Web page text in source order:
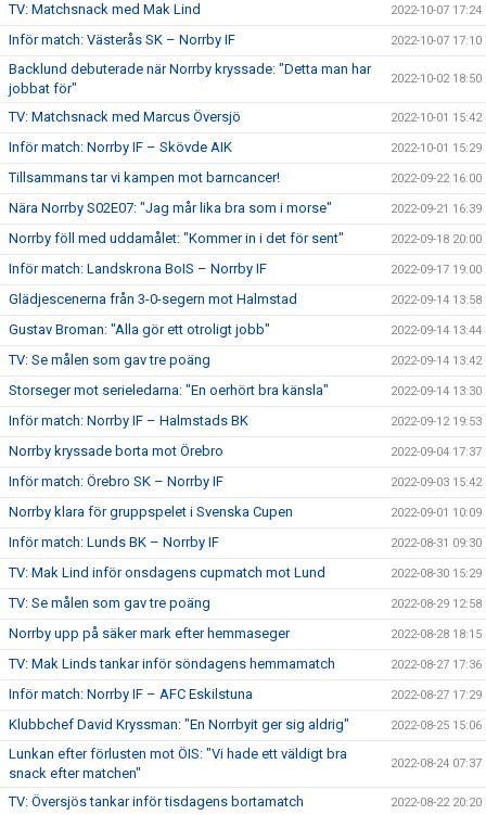
TV: Matchsnack med Mak Lind 2022-10-07 17:24
Inför match: Västerås SK – Norrby IF 2022-10-07 17:10
Backlund debuterade när Norrby kryssade: "Detta man har
jobbat för"
2022-10-02 18:50
TV: Matchsnack med Marcus Översjö 2022-10-01 15:42
Inför match: Norrby IF – Skövde AIK 2022-10-01 15:29
Tillsammans tar vi kampen mot barncancer! 2022-09-22 16:00
Nära Norrby S02E07: "Jag mår lika bra som i morse" 2022-09-21 16:39
Norrby föll med uddamålet: "Kommer in i det för sent" 2022-09-18 20:00
Inför match: Landskrona BoIS – Norrby IF 2022-09-17 19:00
Glädjescenerna från 3-0-segern mot Halmstad 2022-09-14 13:58
Gustav Broman: "Alla gör ett otroligt jobb" 2022-09-14 13:44
TV: Se målen som gav tre poäng 2022-09-14 13:42
Storseger mot serieledarna: "En oerhört bra känsla" 2022-09-14 13:30
Inför match: Norrby IF – Halmstads BK 2022-09-12 19:53
Norrby kryssade borta mot Örebro 2022-09-04 17:37
Inför match: Örebro SK – Norrby IF 2022-09-03 15:42
Norrby klara för gruppspelet i Svenska Cupen 2022-09-01 10:09
Inför match: Lunds BK – Norrby IF 2022-08-31 09:30
TV: Mak Lind inför onsdagens cupmatch mot Lund 2022-08-30 15:29
TV: Se målen som gav tre poäng 2022-08-29 12:58
Norrby upp på säker mark efter hemmaseger 2022-08-28 18:15
TV: Mak Linds tankar inför söndagens hemmamatch 2022-08-27 17:36
Inför match: Norrby IF – AFC Eskilstuna 2022-08-27 17:29
Klubbchef David Kryssman: "En Norrbyit ger sig aldrig" 2022-08-25 15:06
Lunkan efter förlusten mot ÖIS: "Vi hade ett väldigt bra
snack efter matchen"
2022-08-24 07:37
TV: Översjös tankar inför tisdagens bortamatch 2022-08-22 20:20